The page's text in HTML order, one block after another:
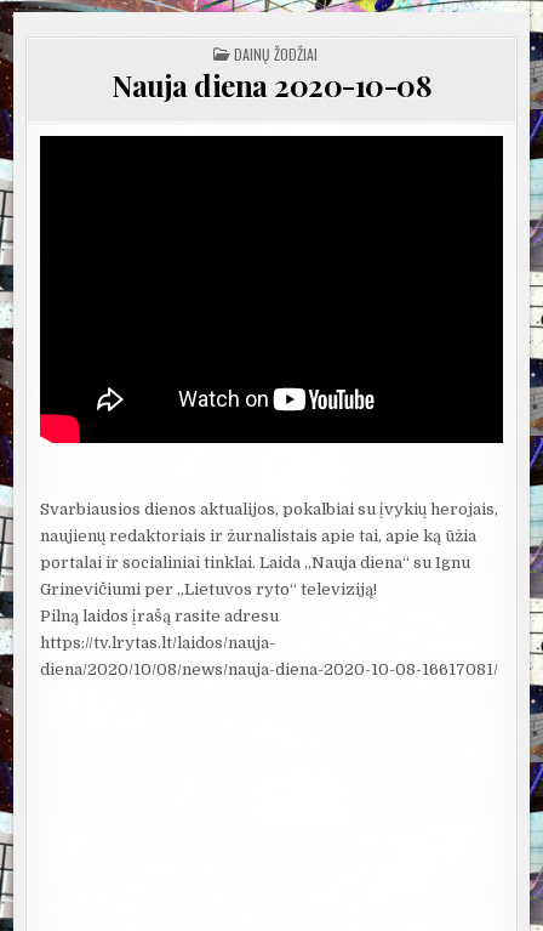
POSTED
IN
DAINŲ ŽODŽIAI
Nauja diena 2020-10-08
Svarbiausios dienos aktualijos, pokalbiai su įvykių herojais,
naujienų redaktoriais ir žurnalistais apie tai, apie ką ūžia
portalai ir socialiniai tinklai. Laida „Nauja diena“ su Ignu
Grinevičiumi per „Lietuvos ryto“ televiziją!​
Pilną laidos įrašą rasite adresu
https://tv.lrytas.lt/laidos/nauja-
diena/2020/10/08/news/nauja-diena-2020-10-08-16617081/